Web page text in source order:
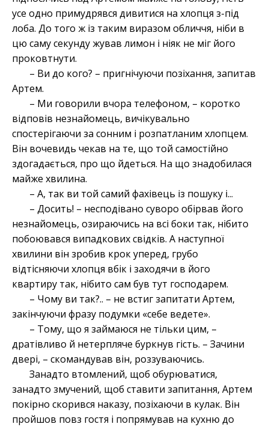
усе одно примудрявся дивитися на хлопця з-під
лоба. До того ж із таким виразом обличчя, ніби в
цю саму секунду жував лимон і ніяк не міг його
проковтнути.
– Ви до кого? – пригнічуючи позіхання, запитав
Артем.
– Ми говорили вчора телефоном, – коротко
відповів незнайомець, вичікувально
спостерігаючи за сонним і розпатланим хлопцем.
Він вочевидь чекав на те, що той самостійно
здогадається, про що йдеться. На що знадобилася
майже хвилина.
– А, так ви той самий фахівець із пошуку і...
– Досить! – несподівано суворо обірвав його
незнайомець, озираючись на всі боки так, нібито
побоювався випадкових свідків. А наступної
хвилини він зробив крок уперед, грубо
відтісняючи хлопця вбік і заходячи в його
квартиру так, нібито сам був тут господарем.
– Чому ви так?.. – не встиг запитати Артем,
закінчуючи фразу подумки «себе ведете».
– Тому, що я займаюся не тільки цим, –
дратівливо й нетерпляче буркнув гість. – Зачини
двері, – скомандував він, роззуваючись.
Занадто втомлений, щоб обурюватися,
занадто змучений, щоб ставити запитання, Артем
покірно скорився наказу, позіхаючи в кулак. Він
пройшов повз гостя і попрямував на кухню до